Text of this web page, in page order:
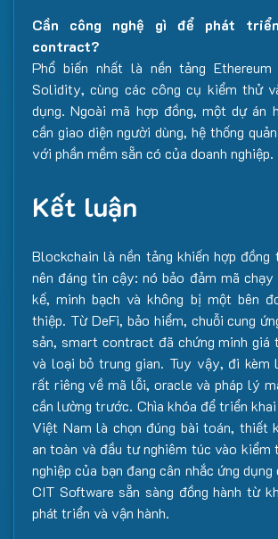
Cần công nghệ gì để phát
contract?
Phổ biến nhất là nền tảng
Solidity, cùng các công cụ kiểm thử
dụng. Ngoài mã hợp đồng, một dự án
cần giao diện người dùng, hệ thống
với phần mềm sẵn có của doanh nghiệp.
Kết luận
Blockchain là nền tảng khiến hợp
nên đáng tin cậy: nó bảo đảm mã
kế, minh bạch và không bị một bên
thiệp. Từ DeFi, bảo hiểm, chuỗi cung
sản, smart contract đã chứng minh giá
và loại bỏ trung gian. Tuy vậy, đi kèm
rất riêng về mã lỗi, oracle và pháp lý
cần lường trước. Chìa khóa để triển
Việt Nam là chọn đúng bài toán, thiết
an toàn và đầu tư nghiêm túc vào kiểm
nghiệp của bạn đang cân nhắc ứng dụng
CIT Software sẵn sàng đồng hành từ
phát triển và vận hành.